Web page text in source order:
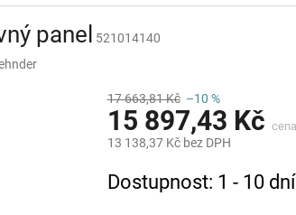
panel
521014140
17 663,81 Kč –10 %
15 897,43 Kč
13 138,37 Kč bez DPH
cena:
Dostupnost: 1 - 10 dní